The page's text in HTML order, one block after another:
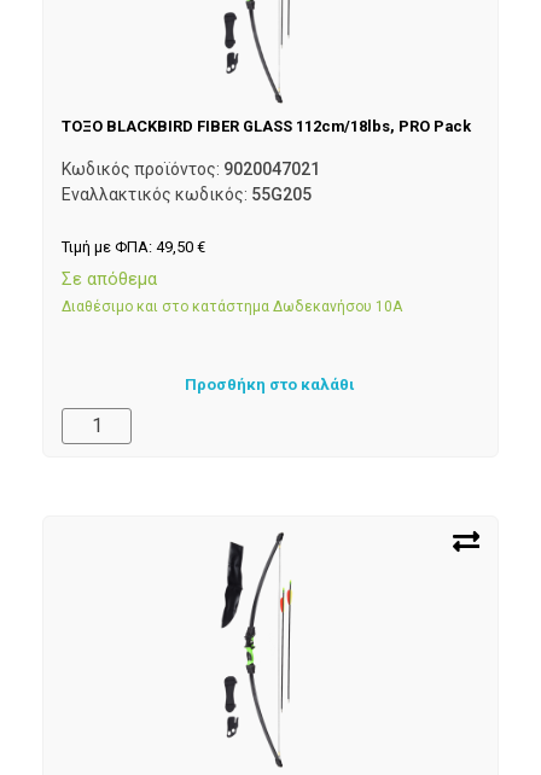
ΤΟΞΟ BLACKBIRD FIBER GLASS 112cm/18lbs, PRO Pack
Κωδικός προϊόντος: 9020047021
Εναλλακτικός κωδικός: 55G205
Τιμή με ΦΠΑ: 49,50 €
Σε απόθεμα
Διαθέσιμο και στο κατάστημα Δωδεκανήσου 10Α
Προσθήκη στο καλάθι